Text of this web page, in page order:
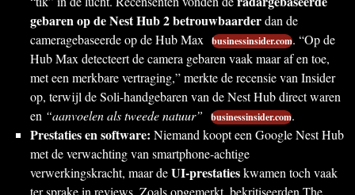
gebaren op de Nest Hub 2 betrouwbaarderdan de
cameragebaseerde op de Hub Max businessinsider.com. “Op de
Hub Max detecteert de camera gebaren vaak maar af en toe,
met een merkbare vertraging,” merkte de recensie van Insider
op, terwijl de Soli-handgebaren van de Nest Hub direct waren
en “aanvoelen als tweede natuur” businessinsider.com.
Prestaties en software: Niemand koopt een Google Nest Hub
met de verwachting van smartphone-achtige
verwerkingskracht, maar deUI-prestatieskwamen toch vaak